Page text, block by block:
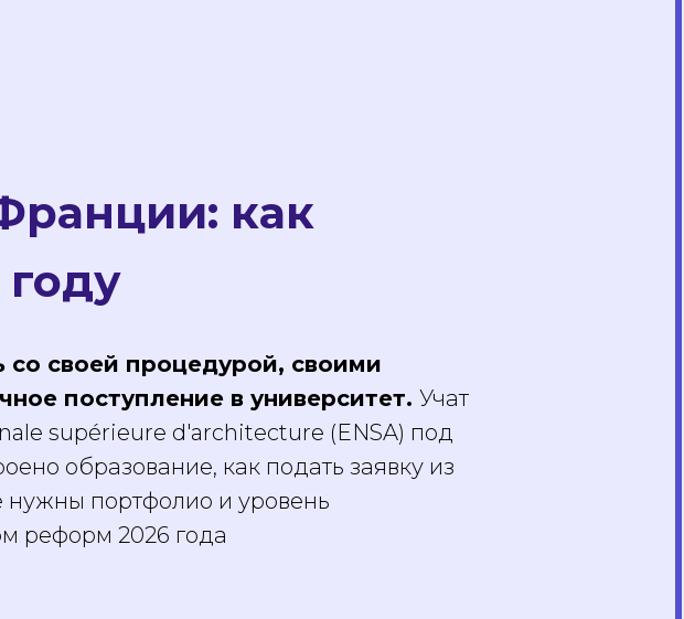
как
году
своей процедурой, своими
поступление в университет. Учат
supérieure d'architecture (ENSA) под
образование, как подать заявку из
нужны портфолио и уровень
реформ 2026 года